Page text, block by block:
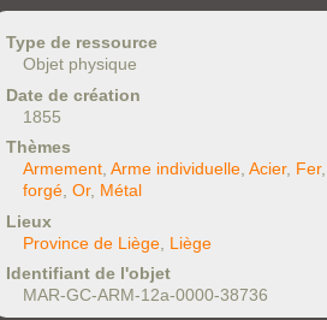
Type de ressource
Objet physique
Date de création
1855
Thèmes
Armement, Arme individuelle, Acier, Fer,
forgé, Or, Métal
Lieux
Province de Liège Liège
Identifiant de l'objet
MAR-GC-ARM-12a-0000-38736